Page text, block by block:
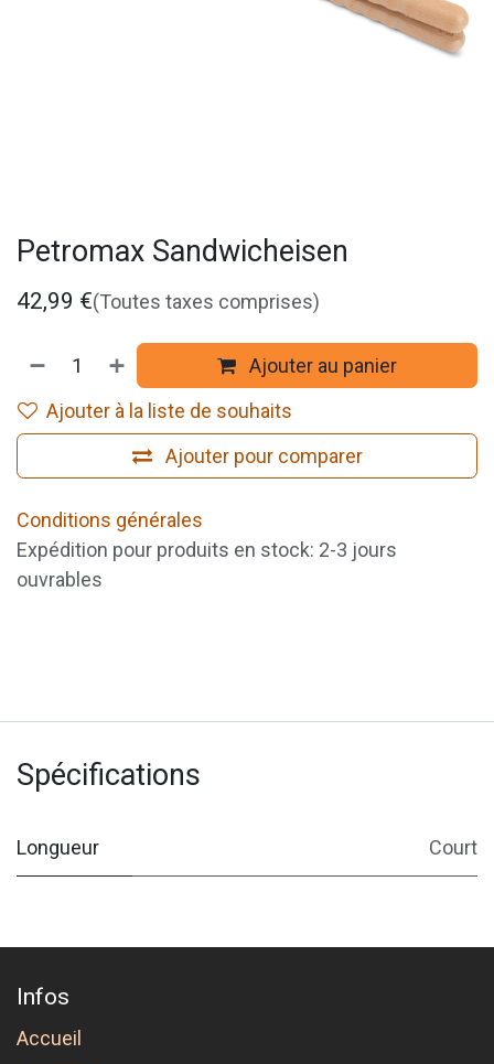
Petromax Sandwicheisen
42,99 €(Toutes taxes comprises)
Ajouter au panier
Ajouter pour comparer
Ajouter à la liste de souhaits
Conditions générales
Expédition pour produits en stock: 2-3 jours
ouvrables
Spécifications
Longueur Court
Infos
Accueil